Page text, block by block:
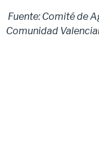
Fuente: Comité de
Comunidad